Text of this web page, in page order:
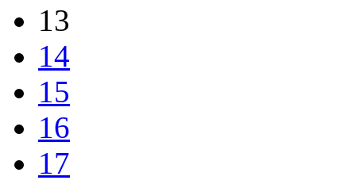
13
14
15
16
17